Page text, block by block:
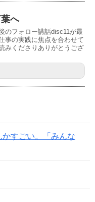
へ
のフォロー講話disc11が最
事の実践に焦点を合わせて
みくださりありがとうござ
すごい。「みんな